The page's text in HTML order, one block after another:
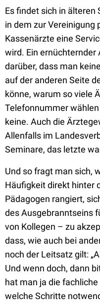
Es findet sich in älteren
in dem zur
Kassenärzte eine
wird. Ein ernüchternder
darüber, dass man
auf der anderen Seite
könne, warum so viele
Telefonnummer
keine. Auch die
Allenfalls im
Seminare, das letzte
Und so fragt man sich,
Häufigkeit direkt hinter
Pädagogen rangiert,
des Ausgebranntseins
von Kollegen – zu
dass, wie auch bei
noch der Leitsatz gilt:
Und wenn doch, dann
hat man ja die
welche Schritte